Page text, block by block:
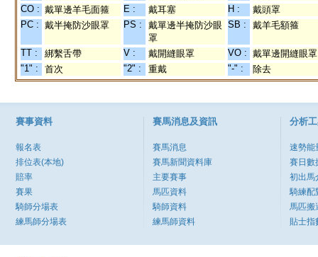
CO : 戴單邊羊毛面箍 E : 戴耳塞 H :
戴頭罩
PC : 戴半掩防沙眼罩 PS :
戴單邊半掩防沙眼
罩
SB : 戴羊毛額箍
TT : 綁繫舌帶 V : 戴開縫眼罩 VO : 戴單邊開縫眼罩
"1" :
首次 "2" : 重戴 "-" : 除去
賽事資料
報名表
排位表(本地)
賠率
賽果
騎師分場表
練馬師分場表
賽馬消息及資訊
賽馬消息
賽馬新聞資料庫
主要賽事
馬匹資料
騎師資料
練馬師資料
分析
速勢能
賽日數
初出馬
騎練配
馬匹搬
貼士指